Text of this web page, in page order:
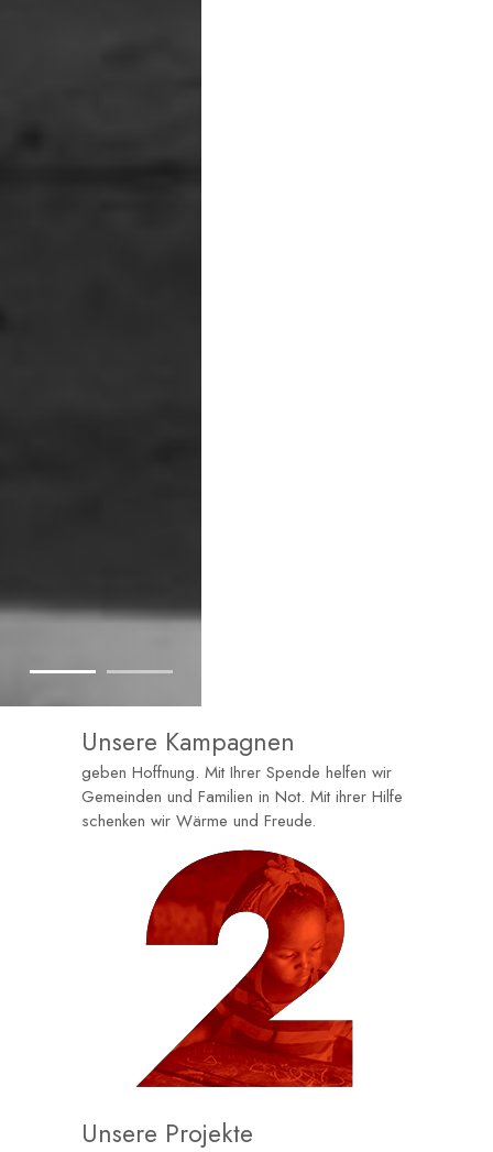
Unsere Kampagnen
geben Hoffnung. Mit Ihrer Spende helfen wir
Gemeinden und Familien in Not. Mit ihrer Hilfe
schenken wir Wärme und Freude.
Unsere Projekte